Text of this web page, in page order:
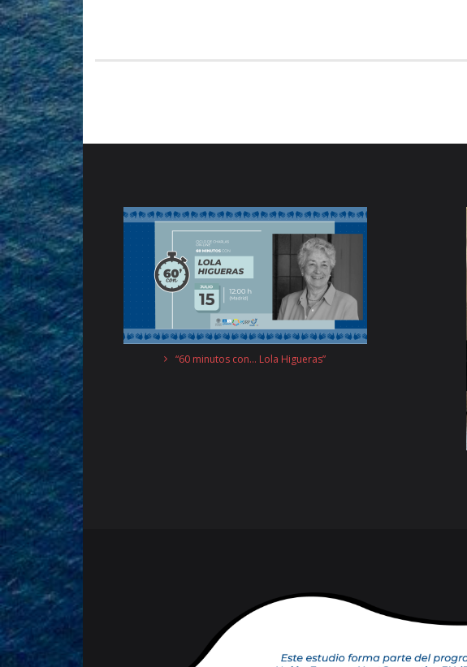
“60 minutos con… Lola Higueras”